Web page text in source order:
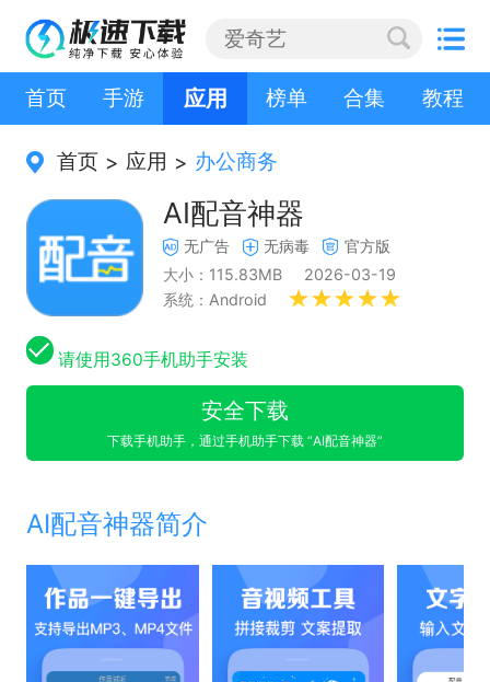
首页 手游 应用 榜单 合集 教程
首页 > 应用 > 办公商务
AI配音神器
无广告 无病毒
官方版
大小：115.83MB
2026-03-19
系统：Android
请使用360手机助手安装
安全下载
下载手机助手，通过手机助手下载 “AI配音神器”
AI配音神器简介